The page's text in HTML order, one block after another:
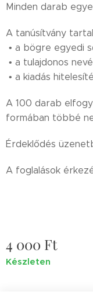
Minden darab
A tanúsítvány
• a bögre egyedi
• a tulajdonos
• a kiadás
A 100 darab
formában többé
Érdeklődés
A foglalások
4 000 Ft
Készleten